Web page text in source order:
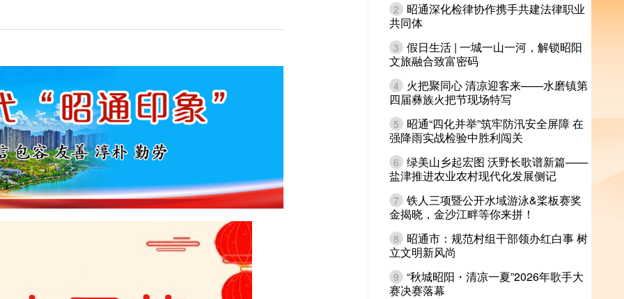
2
昭通深化检律协作携手共建法律职业
共同体
3 假日生活 | 一城一山一河，解锁昭阳
文旅融合致富密码
4
火把聚同心 清凉迎客来——水磨镇第
四届彝族火把节现场特写
5
昭通“四化并举”筑牢防汛安全屏障 在
强降雨实战检验中胜利闯关
6 绿美山乡起宏图 沃野长歌谱新篇——
盐津推进农业农村现代化发展侧记
7 铁人三项暨公开水域游泳&桨板赛奖
金揭晓，金沙江畔等你来拼！
8
昭通市：规范村组干部领办红白事 树
立文明新风尚
9 “秋城昭阳・清凉一夏”2026年歌手大
赛决赛落幕